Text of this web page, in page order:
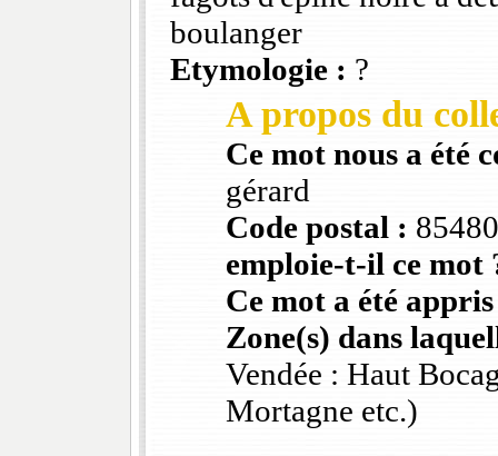
boulanger
Etymologie : ?
A propos du
Ce mot nous a été
gérard
Code postal :
emploie-t-il ce mot
Ce mot a été
Zone(s) dans
Vendée : Haut
Mortagne etc.)